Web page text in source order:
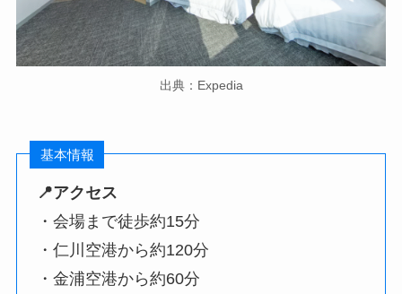
出典：Expedia
基本情報
📍アクセス
・会場まで徒歩約15分
・仁川空港から約120分
・金浦空港から約60分